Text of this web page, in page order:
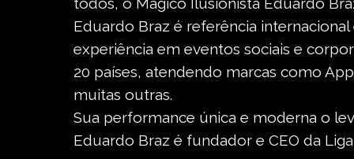
Eduardo Braz é referência
experiência em eventos sociais e
20 países, atendendo marcas como
muitas outras.
Sua performance única e moderna o
Eduardo Braz é fundador e CEO da